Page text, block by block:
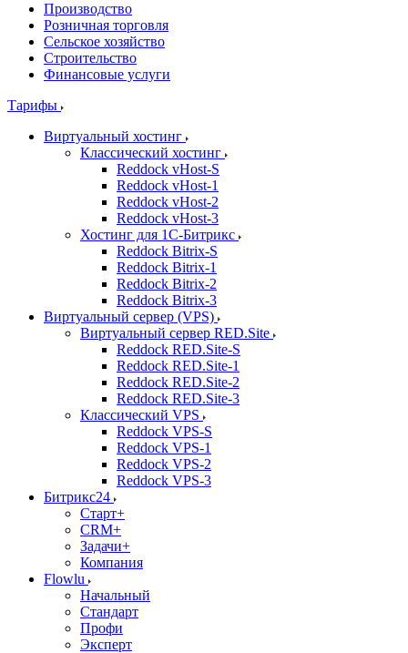
Производство
Розничная торговля
Сельское хозяйство
Строительство
Финансовые услуги
Тарифы
Виртуальный хостинг
Классический хостинг
Reddock vHost-S
Reddock vHost-1
Reddock vHost-2
Reddock vHost-3
Хостинг для 1С-Битрикс
Reddock Bitrix-S
Reddock Bitrix-1
Reddock Bitrix-2
Reddock Bitrix-3
Виртуальный сервер (VPS)
Виртуальный сервер RED.Site
Reddock RED.Site-S
Reddock RED.Site-1
Reddock RED.Site-2
Reddock RED.Site-3
Классический VPS
Reddock VPS-S
Reddock VPS-1
Reddock VPS-2
Reddock VPS-3
Битрикс24
Старт+
CRM+
Задачи+
Компания
Flowlu
Начальный
Стандарт
Профи
Эксперт